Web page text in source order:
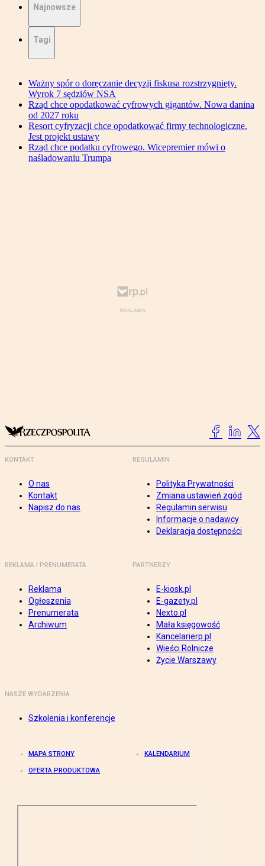
Najnowsze
Tagi
Ważny spór o doręczanie decyzji fiskusa rozstrzygnięty.
Wyrok 7 sędziów NSA
Rząd chce opodatkować cyfrowych gigantów. Nowa danina
od 2027 roku
Resort cyfryzacji chce opodatkować firmy technologiczne.
Jest projekt ustawy
Rząd chce podatku cyfrowego. Wicepremier mówi o
naśladowaniu Trumpa
KONTAKT
O nas
Kontakt
Napisz do nas
REGULAMIN
Polityka Prywatności
Zmiana ustawień zgód
Regulamin serwisu
Informacje o nadawcy
Deklaracja dostępności
REKLAMA I PRENUMERATA
Reklama
Ogłoszenia
Prenumerata
Archiwum
PARTNERZY
E-kiosk.pl
E-gazety.pl
Nexto.pl
Mała księgowość
Kancelarierp.pl
Wieści Rolnicze
Życie Warszawy
NASZE WYDARZENIA
Szkolenia i konferencje
MAPA STRONY KALENDARIUM
OFERTA PRODUKTOWA